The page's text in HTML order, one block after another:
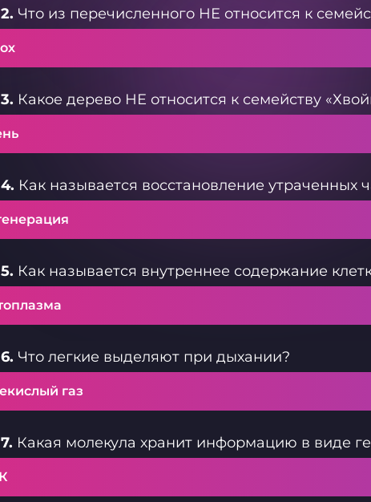
Что из перечисленного НЕ относится к
Какое дерево НЕ относится к семейству
Как называется восстановление утраченных
Как называется внутреннее содержание
Что легкие выделяют при дыхании?
газ
Какая молекула хранит информацию в виде